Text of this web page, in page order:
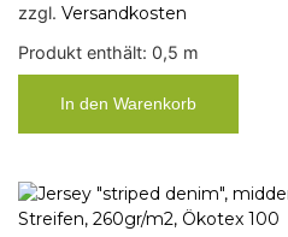
zzgl. Versandkosten
Produkt enthält: 0,5 m
In den Warenkorb